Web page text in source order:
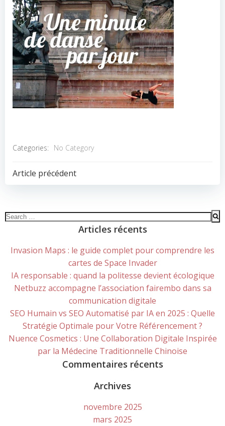
Categories: No Category
POST
Article précédent
Search
Articles récents
Invasion Maps : le guide complet pour comprendre les
cartes de Space Invader
IA responsable : quand la politesse devient écologique
Netbuzz accompagne l’association fairembo dans sa
communication digitale
SEO Humain vs SEO Automatisé par IA en 2025 : Quelle
Stratégie Optimale pour Votre Référencement ?
Nuence Cosmetics : Une Collaboration Digitale Inspirée
par la Médecine Traditionnelle Chinoise
Commentaires récents
Archives
novembre 2025
mars 2025